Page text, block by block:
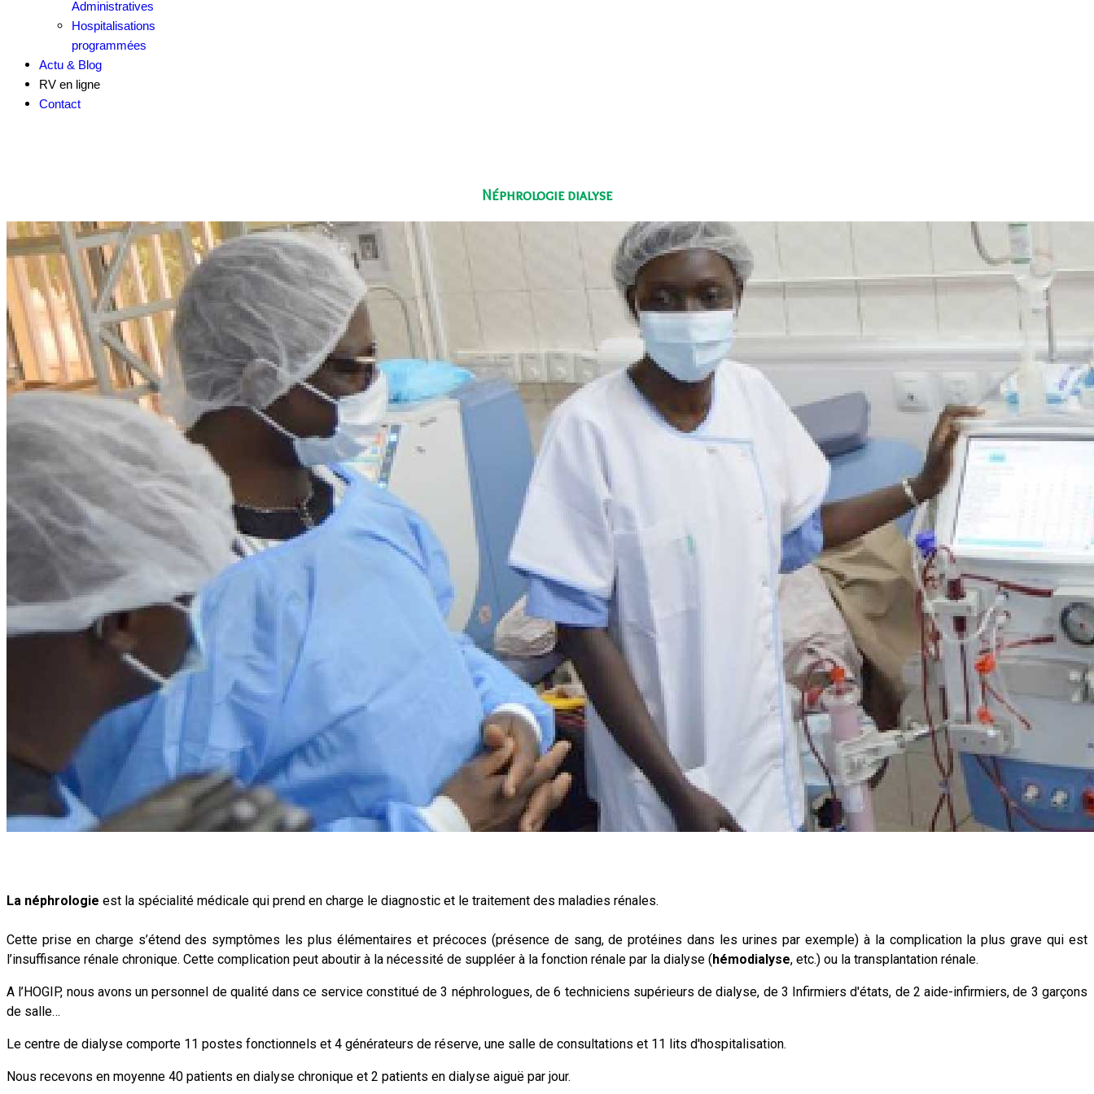
Administratives
Hospitalisations
programmées
Actu & Blog
RV en ligne
Contact
Néphrologie dialyse
La néphrologie est la spécialité médicale qui prend en charge le diagnostic et le traitement des maladies rénales.
Cette prise en charge s’étend des symptômes les plus élémentaires et précoces (présence de sang, de protéines dans les urines par exemple) à la complication la plus grave qui est
l’insuffisance rénale chronique. Cette complication peut aboutir à la nécessité de suppléer à la fonction rénale par la dialyse ( hémodialyse, etc.) ou la transplantation rénale.
A l’HOGIP, nous avons un personnel de qualité dans ce service constitué de 3 néphrologues, de 6 techniciens supérieurs de dialyse, de 3 Infirmiers d'états, de 2 aide-infirmiers, de 3 garçons
de salle…
Le centre de dialyse comporte 11 postes fonctionnels et 4 générateurs de réserve, une salle de consultations et 11 lits d'hospitalisation.
Nous recevons en moyenne 40 patients en dialyse chronique et 2 patients en dialyse aiguë par jour.